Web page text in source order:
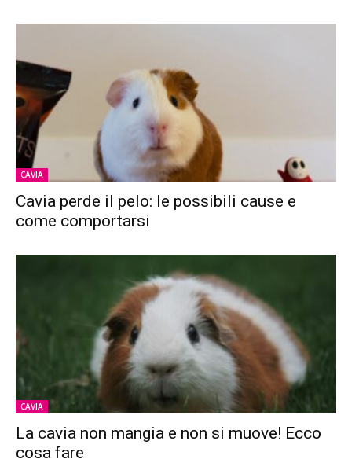
CAVIA
Cavia perde il pelo: le possibili cause e
come comportarsi
CAVIA
La cavia non mangia e non si muove! Ecco
cosa fare